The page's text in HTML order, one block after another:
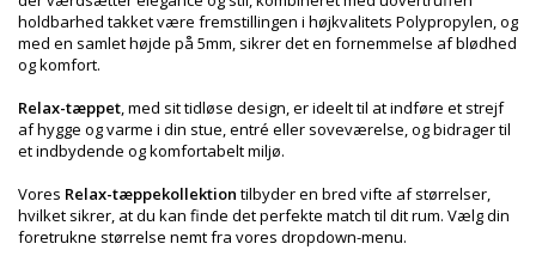
holdbarhed takket være fremstillingen i højkvalitets Polypropylen, og
med en samlet højde på 5mm, sikrer det en fornemmelse af blødhed
og komfort.
Relax-tæppet, med sit tidløse design, er ideelt til at indføre et strejf
af hygge og varme i din stue, entré eller soveværelse, og bidrager til
et indbydende og komfortabelt miljø.
Vores Relax-tæppekollektion tilbyder en bred vifte af størrelser,
hvilket sikrer, at du kan finde det perfekte match til dit rum. Vælg din
foretrukne størrelse nemt fra vores dropdown-menu.